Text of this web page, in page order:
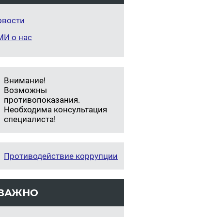
о нас
Внимание!
Возможны
противопоказания.
Необходима консультация
специалиста!
Противодействие коррупции